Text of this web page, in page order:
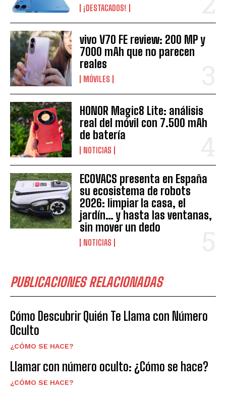
¡DESTACADOS!
vivo V70 FE review: 200 MP y
7000 mAh que no parecen
reales
MÓVILES
HONOR Magic8 Lite: análisis
real del móvil con 7.500 mAh
de batería
NOTICIAS
ECOVACS presenta en España
su ecosistema de robots
2026: limpiar la casa, el
jardín… y hasta las ventanas,
sin mover un dedo
NOTICIAS
PUBLICACIONES RELACIONADAS
Cómo Descubrir Quién Te Llama con Número
Oculto
¿CÓMO SE HACE?
Llamar con número oculto: ¿Cómo se hace?
¿CÓMO SE HACE?